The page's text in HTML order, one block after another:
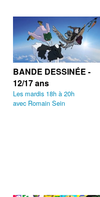
BANDE DESSINÉE -
12/17 ans
Les mardis 18h à 20h
avec Romain Sein